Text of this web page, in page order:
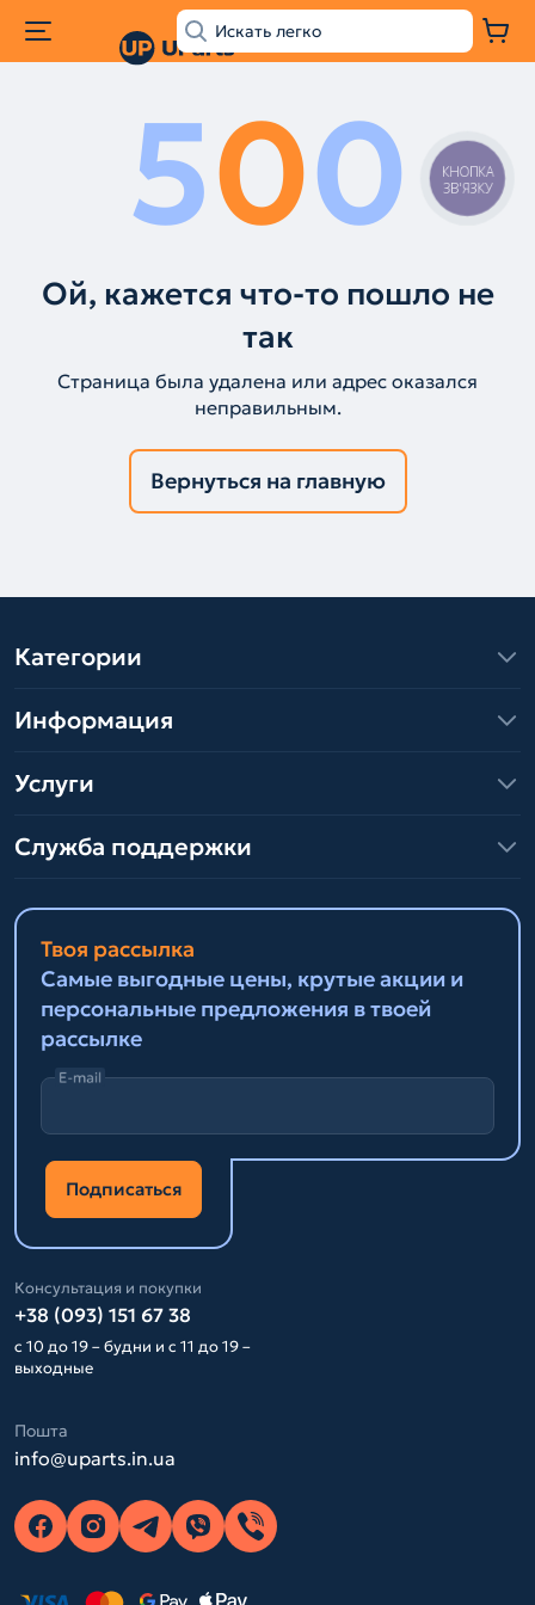
500
Ой, кажется что-то пошло не
так
Страница была удалена или адрес оказался
неправильным.
Вернуться на главную
Категории
Информация
Услуги
Служба поддержки
Твоя рассылка
Самые выгодные цены, крутые акции и
персональные предложения в твоей
рассылке
E-mail
Подписаться
Консультация и покупки
+38 (093) 151 67 38
с 10 до 19 – будни и с 11 до 19 –
выходные
Пошта
info@uparts.in.ua
КНОПКА
ЗВ'ЯЗКУ